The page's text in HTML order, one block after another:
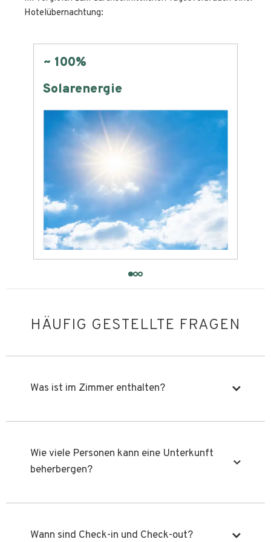
Hotelübernachtung:
Flächenverbrauch
HÄUFIG GESTELLTE FRAGEN
Was ist im Zimmer enthalten?
ausgestatteten Kochnische ausgestattet, die
grundlegendes Kochgeschirr, ein
Induktionskochfeld, einen kompakten
verfügt über eine Dusche. Bitte beachten Sie,
Wie viele Personen kann eine Unterkunft
beherbergen?
bequem 2 Erwachsene beherbergen können,
Wann sind Check-in und Check-out?